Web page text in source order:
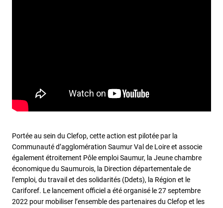
Portée au sein du Clefop, cette action est pilotée par la
Communauté d’agglomération Saumur Val de Loire et associe
également étroitement Pôle emploi Saumur, la Jeune chambre
économique du Saumurois, la Direction départementale de
l’emploi, du travail et des solidarités (Ddets), la Région et le
Cariforef. Le lancement officiel a été organisé le 27 septembre
2022 pour mobiliser l’ensemble des partenaires du Clefop et les